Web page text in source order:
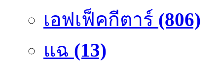
เอฟเฟ็คกีตาร์ (806)
แฉ (13)